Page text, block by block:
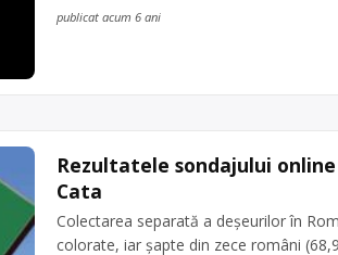
publicat acum 6 ani
Rezultatele sondajului
Cata
Colectarea separată a deşeurilor în
colorate, iar şapte din zece români